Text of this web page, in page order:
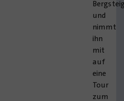
und
nimmt
ihn
mit
auf
eine
Tour
zum